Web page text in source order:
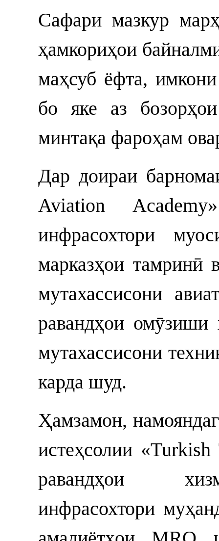
Сафари мазкур
ҳамкориҳои
маҳсуб ёфта,
бо яке аз
минтақа фароҳам
Дар доираи
Aviation
инфрасохтори
марказҳои тамринӣ
мутахассисони
равандҳои омӯзиши
мутахассисони
карда шуд.
Ҳамзамон,
истеҳсолии
равандҳои
инфрасохтори